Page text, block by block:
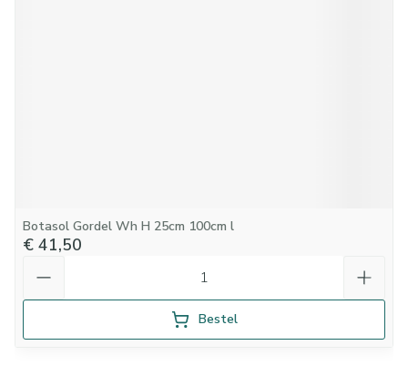
Botasol Gordel Wh H 25cm 100cm l
€ 41,50
Bestel